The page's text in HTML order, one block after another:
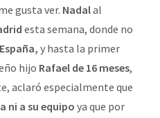
gusta ver. Nadalal
esta semana, donde no
y hasta la primer
hijo Rafael de 16 meses,
aclaró especialmente que
ni a su equipo ya que por